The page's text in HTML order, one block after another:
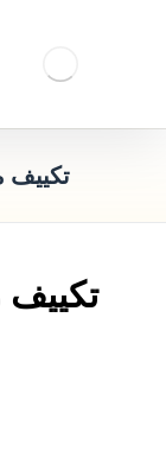
تكييف